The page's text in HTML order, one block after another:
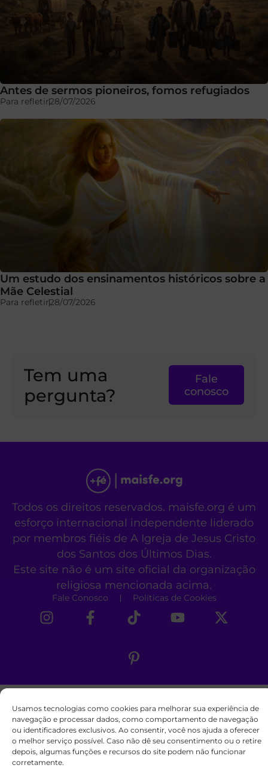
Usamos tecnologias como cookies para melhorar sua experiência de
navegação e processar dados, como comportamento de navegação
ou identificadores exclusivos. Ao consentir, você nos ajuda a oferecer
o melhor serviço possível. Caso não dê seu consentimento ou o retire
depois, algumas funções e recursos do site podem não funcionar
corretamente.
Antes de sermos pioneiros, fomos refugiados
Para refletir28/07/2026
Um estudo dos ensinamentos históricos sobre a
Mãe Celestial
Para refletir28/07/2026
Tem uma
pergunta?
Fale
conosco
Todos os direitos reservados. maisfe.org é um
esforço internacional independente liderado
por membros fiéis de A Igreja de Jesus Cristo
dos Santos dos Últimos Dias.
Este site não é um site oficial da organização
religiosa mencionada acima.
Fale Conosco Políticas de Cookies